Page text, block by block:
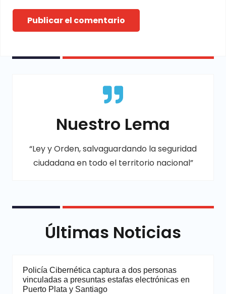
Publicar el comentario
Nuestro Lema
“Ley y Orden, salvaguardando la seguridad
ciudadana en todo el territorio nacional”
Últimas Noticias
Policía Cibernética captura a dos personas
vinculadas a presuntas estafas electrónicas en
Puerto Plata y Santiago